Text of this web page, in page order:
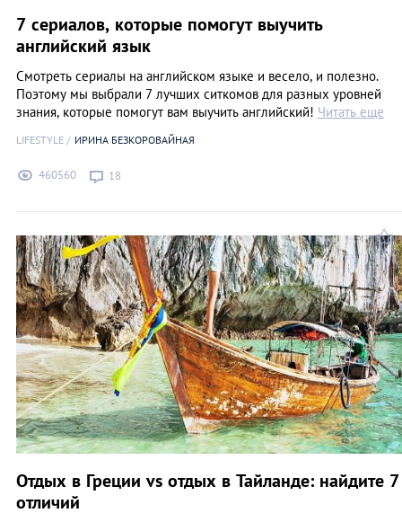
7 сериалов, которые помогут выучить
английский язык
Смотреть сериалы на английском языке и весело, и полезно.
Поэтому мы выбрали 7 лучших ситкомов для разных уровней
знания, которые помогут вам выучить английский! Читать еще
LIFESTYLE ИРИНА БЕЗКОРОВАЙНАЯ
460560 18
Отдых в Греции vs отдых в Тайланде: найдите 7
отличий